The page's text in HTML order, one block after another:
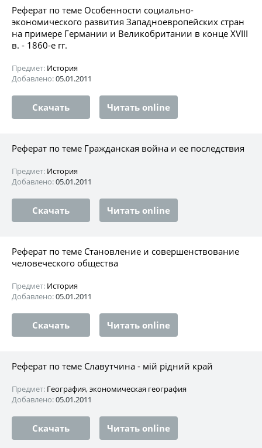
Реферат по теме Особенности социально-
экономического развития Западноевропейских стран
на примере Германии и Великобритании в конце ХVIII
в. - 1860-е гг.
Предмет: История
Добавлено:05.01.2011
Скачать Читать online
Реферат по теме Гражданская война и ее последствия
Предмет: История
Добавлено:05.01.2011
Скачать Читать online
Реферат по теме Становление и совершенствование
человеческого общества
Предмет: История
Добавлено:05.01.2011
Скачать Читать online
Реферат по теме Славутчина - мій рідний край
Предмет: География, экономическая география
Добавлено:05.01.2011
Скачать Читать online